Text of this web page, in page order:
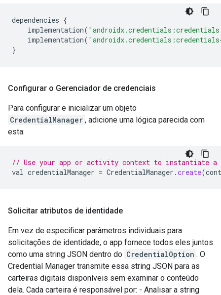
dependencies {
implementation(
implementation(
}
Configurar o Gerenciador de credenciais
Para configurar e inicializar um objeto
CredentialManager , adicione uma lógica parecida com
esta:
// Use your app or activity context to instantiate a
val credentialManager = CredentialManager .create(
Solicitar atributos de identidade
Em vez de especificar parâmetros individuais para
solicitações de identidade, o app fornece todos eles juntos
como uma string JSON dentro do CredentialOption . O
Credential Manager transmite essa string JSON para as
carteiras digitais disponíveis sem examinar o conteúdo
dela. Cada carteira é responsável por: - Analisar a string